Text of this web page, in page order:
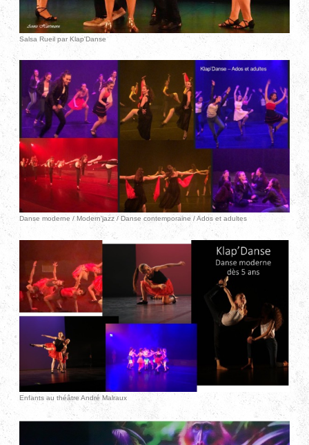
Salsa Rueil par Klap'Danse
Danse moderne / Modern'jazz / Danse contemporaine / Ados et adultes
Enfants au théâtre André Malraux